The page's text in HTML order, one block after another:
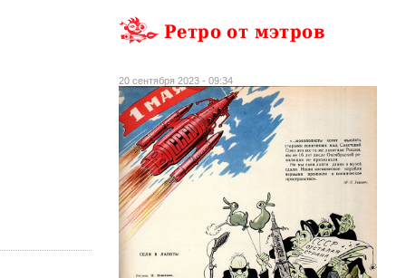
Ретро от мэтров
20 сентября 2023 - 09:34